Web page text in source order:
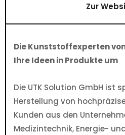
Zur
Die Kunststoffexperten
Ihre Ideen in Produkte um
Die UTK Solution GmbH ist
Herstellung von
Kunden aus den
Medizintechnik, Energie-